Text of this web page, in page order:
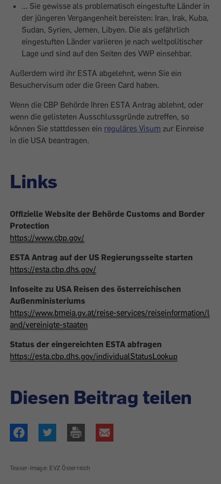
... Sie gewisse als problematisch eingestufte Länder in
der jüngeren Vergangenheit bereisten: Iran, Irak, Kuba,
Sudan, Syrien, Jemen, Libyen. Die als gefährlich
eingestuften Länder variieren je nach weltpolitischer
Lage und sind auf den Seiten des VWP einsehbar.
Außerdem wird ihr ESTA abgelehnt, wenn Sie ein
Besuchervisum oder die Green Card haben.
Wenn die CBP Behörde Ihren ESTA Antrag ablehnt, oder
wenn die gelisteten Ausschlussgründe zutreffen, so
können Sie stattdessen ein reguläres Visum zur Einreise
in die USA beantragen.
Links
Offizielle Website der Behörde Customs and Border
Protection
https://www.cbp.gov/
ESTA Antrag auf der US Regierungsseite starten
https://esta.cbp.dhs.gov/
Infoseite zu USA Reisen des österreichischen
Außenministeriums
https://www.bmeia.gv.at/reise-services/reiseinformation/l
and/vereinigte-staaten
Status der eingereichten ESTA abfragen
https://esta.cbp.dhs.gov/individualStatusLookup
Diesen Beitrag teilen
Teaser-Image: EVZ Österreich